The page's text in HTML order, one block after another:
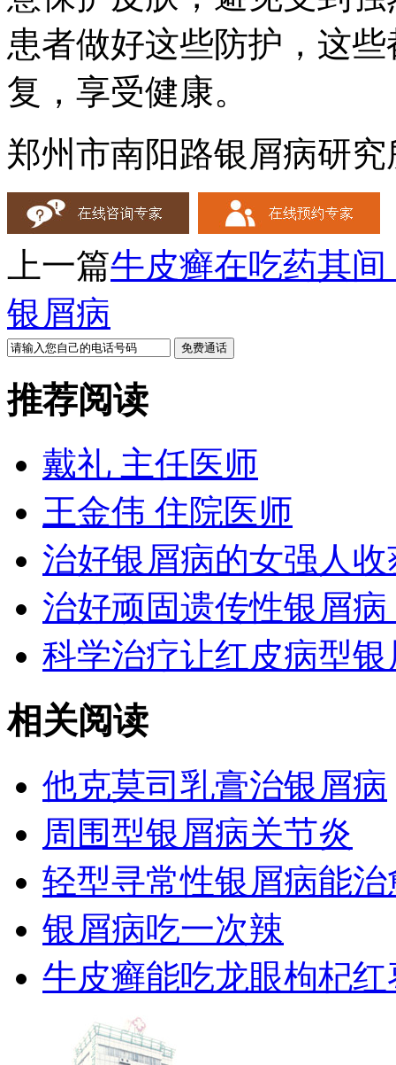
患者做好这些防护，这
复，享受健康。
郑州市南阳路银屑病研究
上一篇牛皮癣在吃药其
银屑病
推荐阅读
戴礼 主任医师
王金伟 住院医师
治好银屑病的女强人
治好顽固遗传性银屑
科学治疗让红皮病型
相关阅读
他克莫司乳膏治银屑病
周围型银屑病关节炎
轻型寻常性银屑病能治
银屑病吃一次辣
牛皮癣能吃龙眼枸杞红